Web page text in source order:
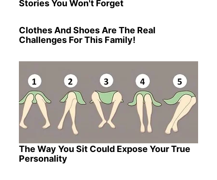
Stories You Won't Forget
Clothes And Shoes Are The Real
Challenges For This Family!
The Way You Sit Could Expose Your True
Personality